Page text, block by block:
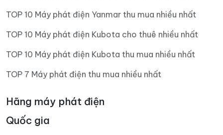
TOP 10 Máy phát điện Yanmar thu mua nhiều nhất
TOP 10 Máy phát điện Kubota cho thuê nhiều nhất
TOP 10 Máy phát điện Kubota thu mua nhiều nhất
TOP 7 Máy phát điện thu mua nhiều nhất
Hãng máy phát điện
Quốc gia